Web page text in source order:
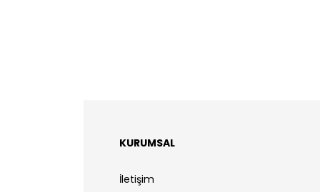
KURUMSAL
İletişim